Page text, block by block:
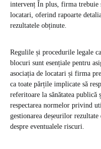
intervenț În plus, firma trebuie
locatari, oferind rapoarte
rezultatele obținute.
Regulile și procedurile legale
blocuri sunt esențiale pentru
asociația de locatari și firma
ca toate părțile implicate să
referitoare la sănătatea
respectarea normelor privind
gestionarea deșeurilor
despre eventualele riscuri.